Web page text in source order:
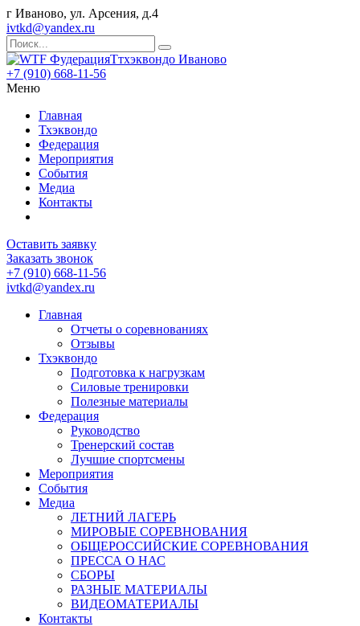
г Иваново, ул. Арсения, д.4
ivtkd@yandex.ru
+7 (910) 668-11-56
Меню
Главная
Тхэквондо
Федерация
Мероприятия
События
Медиа
Контакты
Оставить заявку
Заказать звонок
+7 (910) 668-11-56
ivtkd@yandex.ru
Главная
Отчеты о соревнованиях
Отзывы
Тхэквондо
Подготовка к нагрузкам
Силовые тренировки
Полезные материалы
Федерация
Руководство
Тренерский состав
Лучшие спортсмены
Мероприятия
События
Медиа
ЛЕТНИЙ ЛАГЕРЬ
МИРОВЫЕ СОРЕВНОВАНИЯ
ОБЩЕРОССИЙСКИЕ СОРЕВНОВАНИЯ
ПРЕССА О НАС
СБОРЫ
РАЗНЫЕ МАТЕРИАЛЫ
ВИДЕОМАТЕРИАЛЫ
Контакты